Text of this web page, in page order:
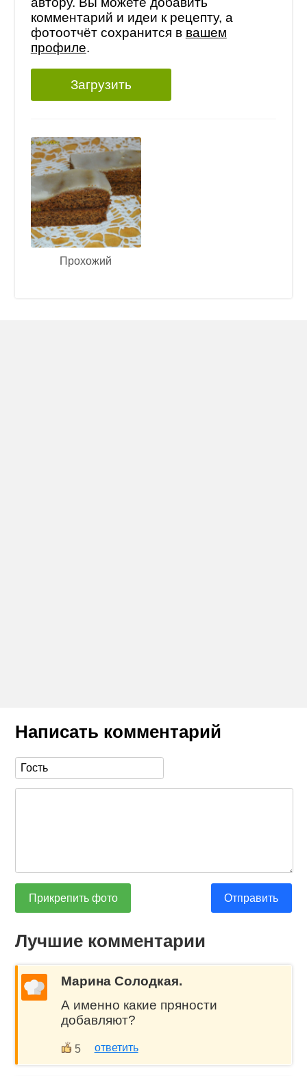
комментарий и идеи к рецепту, а
фотоотчёт сохранится в вашем
профиле.
Загрузить
Прохожий
Написать комментарий
Прикрепить фото Отправить
Лучшие комментарии
Марина Солодкая.
А именно какие пряности
добавляют?
5 ответить